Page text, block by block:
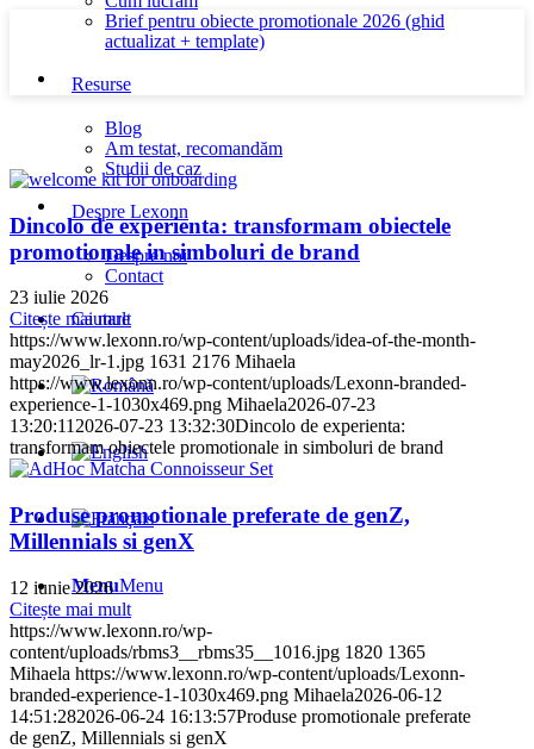
Brief pentru obiecte promotionale 2026 (ghid
actualizat + template)
Resurse
Blog
Am testat, recomandăm
Studii de caz
Despre Lexonn
Despre noi
Contact
Cautare
MenuMenu
Dincolo de experienta: transformam obiectele
promotionale in simboluri de brand
23 iulie 2026
Citește mai mult
https://www.lexonn.ro/wp-content/uploads/idea-of-the-month-
may2026_lr-1.jpg 1631 2176 Mihaela
https://www.lexonn.ro/wp-content/uploads/Lexonn-branded-
experience-1-1030x469.png Mihaela2026-07-23
13:20:112026-07-23 13:32:30Dincolo de experienta:
transformam obiectele promotionale in simboluri de brand
Produse promotionale preferate de genZ,
Millennials si genX
12 iunie 2026
Citește mai mult
https://www.lexonn.ro/wp-
content/uploads/rbms3__rbms35__1016.jpg 1820 1365
Mihaela https://www.lexonn.ro/wp-content/uploads/Lexonn-
branded-experience-1-1030x469.png Mihaela2026-06-12
14:51:282026-06-24 16:13:57Produse promotionale preferate
de genZ, Millennials si genX